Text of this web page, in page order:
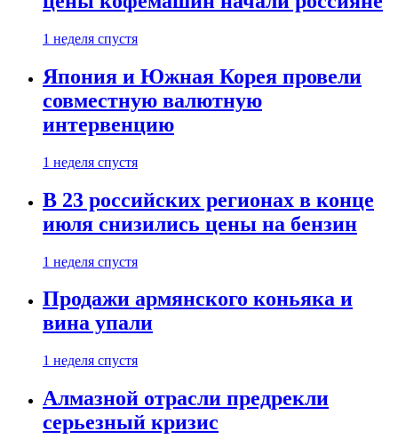
1 неделя спустя
Япония и Южная Корея провели
совместную валютную
интервенцию
1 неделя спустя
В 23 российских регионах в конце
июля снизились цены на бензин
1 неделя спустя
Продажи армянского коньяка и
вина упали
1 неделя спустя
Алмазной отрасли предрекли
серьезный кризис